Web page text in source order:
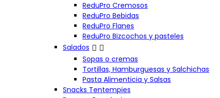
ReduPro Cremosos
ReduPro Bebidas
ReduPro Flanes
ReduPro Bizcochos y pasteles
Salados  
Sopas o cremas
Tortillas, Hamburguesas y Salchichas
Pasta Alimenticia y Salsas
Snacks Tentempies